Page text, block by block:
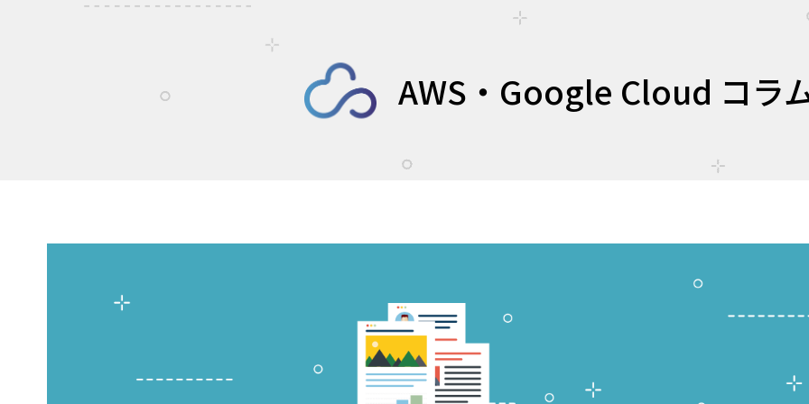
AWS・Google Cloud コラ